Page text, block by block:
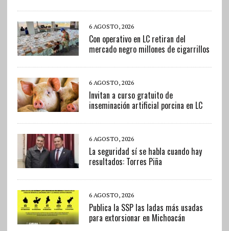
6 AGOSTO, 2026
Con operativo en LC retiran del
mercado negro millones de cigarrillos
6 AGOSTO, 2026
Invitan a curso gratuito de
inseminación artificial porcina en LC
6 AGOSTO, 2026
La seguridad sí se habla cuando hay
resultados: Torres Piña
6 AGOSTO, 2026
Publica la SSP las ladas más usadas
para extorsionar en Michoacán